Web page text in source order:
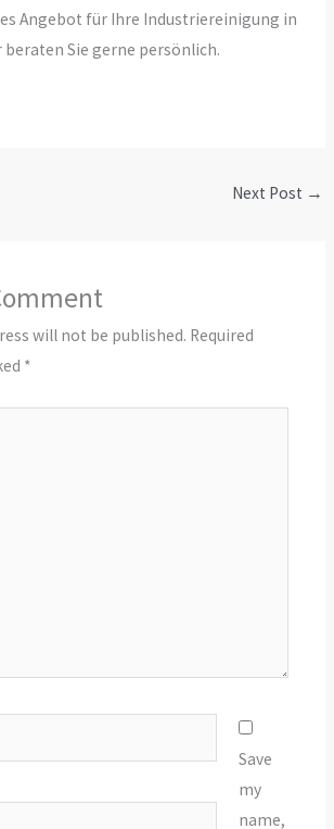
Angebot für Ihre Industriereinigung in
beraten Sie gerne persönlich.
Next Post →
will not be published. Required
*
Save
my
name,